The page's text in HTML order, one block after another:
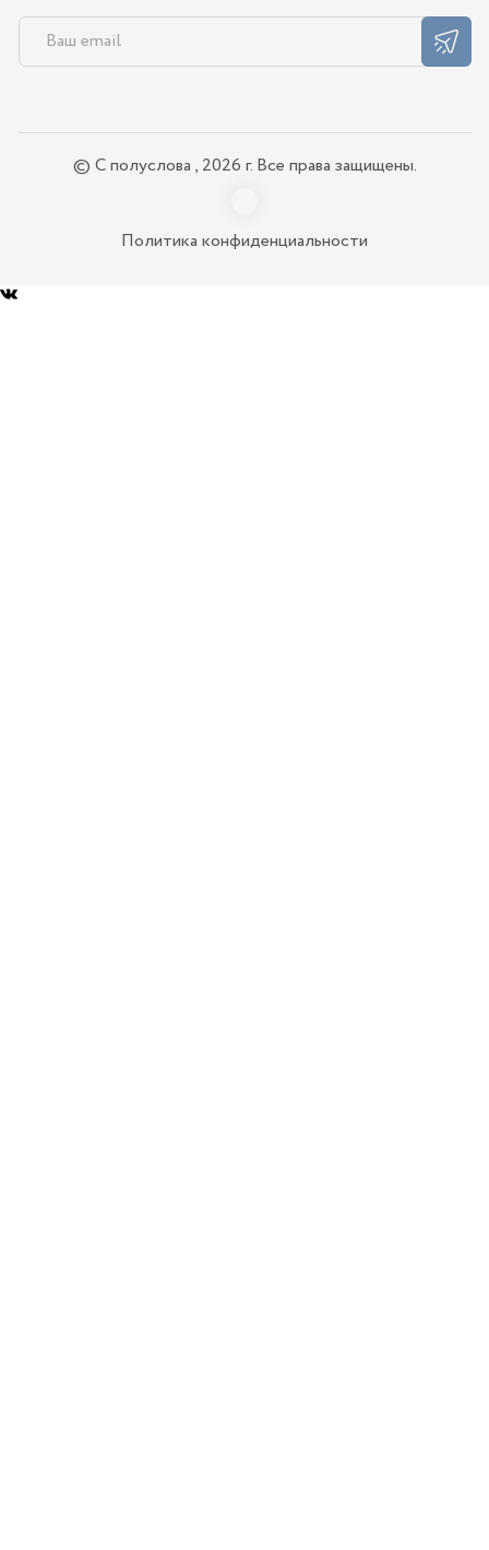
© С полуслова , 2026 г. Все права защищены.
Политика конфиденциальности